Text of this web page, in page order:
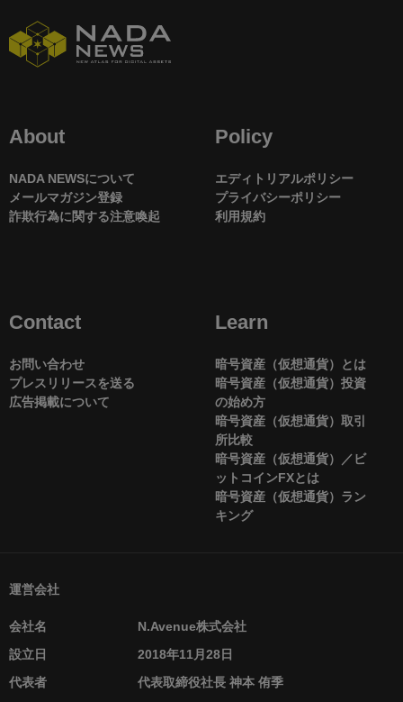
About
NADA NEWSについて
メールマガジン登録
詐欺行為に関する注意喚起
Policy
エディトリアルポリシー
プライバシーポリシー
利用規約
Contact
お問い合わせ
プレスリリースを送る
広告掲載について
Learn
暗号資産（仮想通貨）とは
暗号資産（仮想通貨）投資
の始め方
暗号資産（仮想通貨）取引
所比較
暗号資産（仮想通貨）／ビ
ットコインFXとは
暗号資産（仮想通貨）ラン
キング
運営会社
会社名
N.Avenue株式会社
設立日
2018年11月28日
代表者
代表取締役社長 神本 侑季